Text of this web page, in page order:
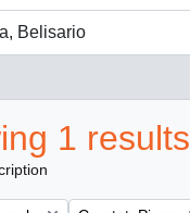
Belisario
1 results